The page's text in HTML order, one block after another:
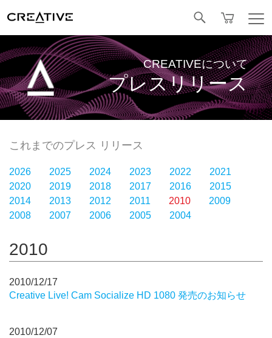
CREATIVEについて
プレスリリース
これまでのプレス リリース
2026 2025 2024 2023 2022
2021
2020
2019 2018 2017 2016
2015
2014
2013 2012 2011 2010
2009
2008
2007 2006 2005 2004
2010
2010/12/17
Creative Live! Cam Socialize HD 1080 発売のお知らせ
2010/12/07
Facebook